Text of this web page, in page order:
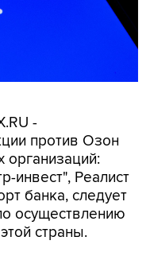
-
против Озон
организаций:
инвест", Реалист
банка, следует
осуществлению
страны.